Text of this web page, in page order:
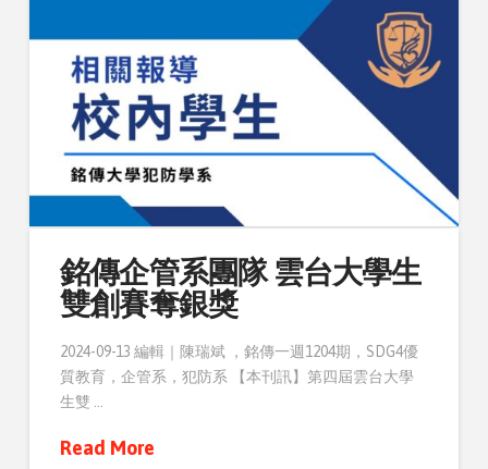
銘傳企管系團隊 雲台大學生
雙創賽奪銀獎
2024-09-13 編輯｜陳瑞斌 ，銘傳一週1204期，SDG4優
質教育，企管系，犯防系 【本刊訊】第四屆雲台大學
生雙 …
Read More